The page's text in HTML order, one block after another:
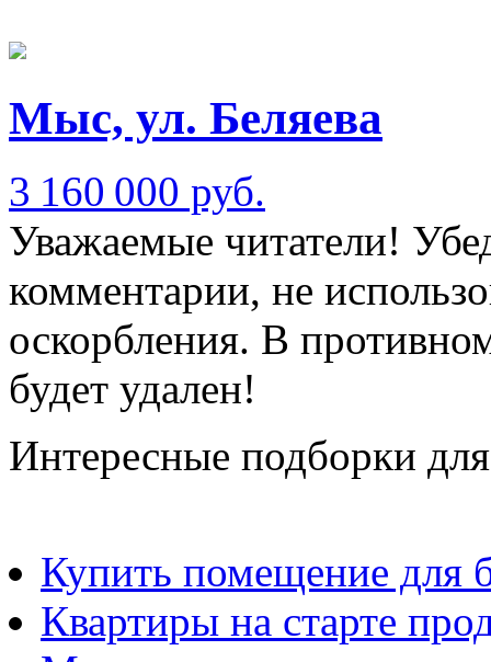
Мыс, ул. Беляева
3 160 000 руб.
Уважаемые читатели!
комментарии, не
оскорбления. В
будет удален!
Интересные подборки
Купить помещение для
Квартиры на старте